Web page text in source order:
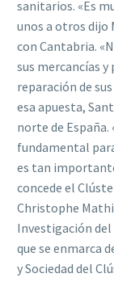
sanitarios. «Es
unos a otros
con Cantabria.
sus mercancías
reparación de
esa apuesta,
norte de
fundamental
es tan
concede el
Christophe
Investigación
que se enmarca
y Sociedad del